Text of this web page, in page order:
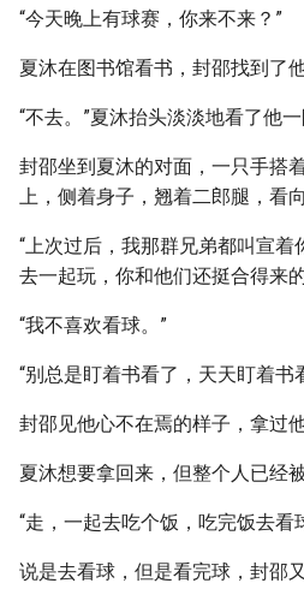
“今天晚上有球赛，你来不来？”
夏沐在图书馆看书，封邵找到了他
“不去。”夏沐抬头淡淡地看了他
封邵坐到夏沐的对面，一只手搭
上，侧着身子，翘着二郎腿，看
“上次过后，我那群兄弟都叫宣
去一起玩，你和他们还挺合得来
“我不喜欢看球。”
“别总是盯着书看了，天天盯着书
封邵见他心不在焉的样子，拿过
夏沐想要拿回来，但整个人已经
“走，一起去吃个饭，吃完饭去看
说是去看球，但是看完球，封邵